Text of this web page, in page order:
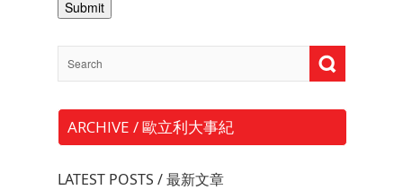
ARCHIVE / 歐立利大事紀
LATEST POSTS / 最新文章